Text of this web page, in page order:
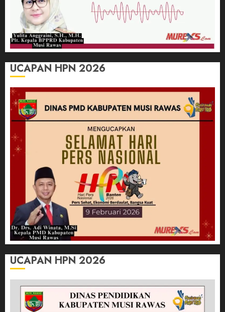
UCAPAN HPN 2026
UCAPAN HPN 2026